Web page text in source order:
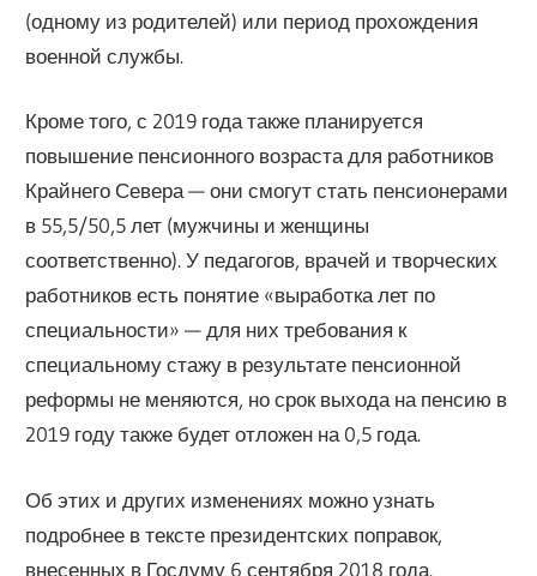
(одному из родителей) или период прохождения
военной службы.
Кроме того, с 2019 года также планируется
повышение пенсионного возраста для работников
Крайнего Севера — они смогут стать пенсионерами
в 55,5/50,5 лет (мужчины и женщины
соответственно). У педагогов, врачей и творческих
работников есть понятие «выработка лет по
специальности» — для них требования к
специальному стажу в результате пенсионной
реформы не меняются, но срок выхода на пенсию в
2019 году также будет отложен на 0,5 года.
Об этих и других изменениях можно узнать
подробнее в тексте президентских поправок,
внесенных в Госдуму 6 сентября 2018 года.